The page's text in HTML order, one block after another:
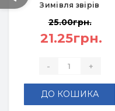
Зимівля звірів
25.00грн.
21.25грн.
- +
ДО КОШИКА